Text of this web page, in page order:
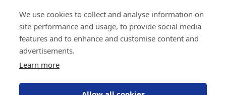
We use cookies to collect and analyse information on
site performance and usage, to provide social media
features and to enhance and customise content and
advertisements.
Learn more